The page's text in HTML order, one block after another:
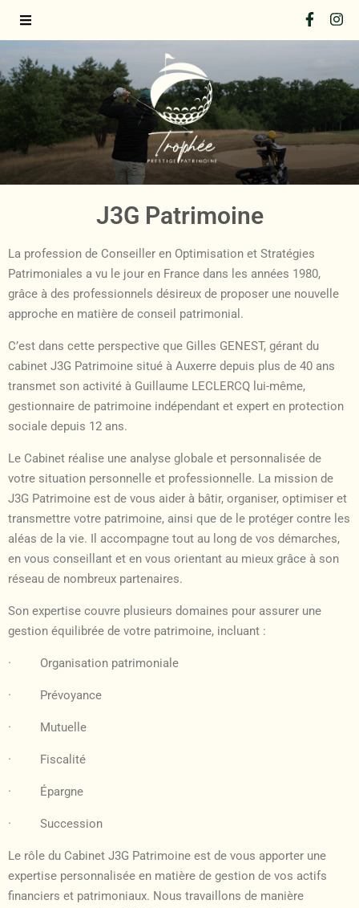
J3G Patrimoine
La profession de Conseiller en Optimisation et Stratégies
Patrimoniales a vu le jour en France dans les années 1980,
grâce à des professionnels désireux de proposer une nouvelle
approche en matière de conseil patrimonial.
C’est dans cette perspective que Gilles GENEST, gérant du
cabinet J3G Patrimoine situé à Auxerre depuis plus de 40 ans
transmet son activité à Guillaume LECLERCQ lui-même,
gestionnaire de patrimoine indépendant et expert en protection
sociale depuis 12 ans.
Le Cabinet réalise une analyse globale et personnalisée de
votre situation personnelle et professionnelle. La mission de
J3G Patrimoine est de vous aider à bâtir, organiser, optimiser et
transmettre votre patrimoine, ainsi que de le protéger contre les
aléas de la vie. Il accompagne tout au long de vos démarches,
en vous conseillant et en vous orientant au mieux grâce à son
réseau de nombreux partenaires.
Son expertise couvre plusieurs domaines pour assurer une
gestion équilibrée de votre patrimoine, incluant :
· Organisation patrimoniale
· Prévoyance
· Mutuelle
· Fiscalité
· Épargne
· Succession
Le rôle du Cabinet J3G Patrimoine est de vous apporter une
expertise personnalisée en matière de gestion de vos actifs
financiers et patrimoniaux. Nous travaillons de manière